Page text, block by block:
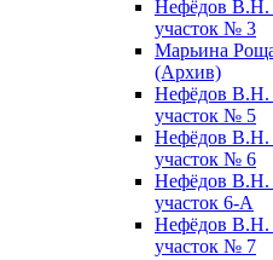
Нефёдов В.Н.
участок № 3
Марьина
(Архив)
Нефёдов В.Н.
участок № 5
Нефёдов В.Н.
участок № 6
Нефёдов В.Н.
участок 6-А
Нефёдов В.Н.
участок № 7